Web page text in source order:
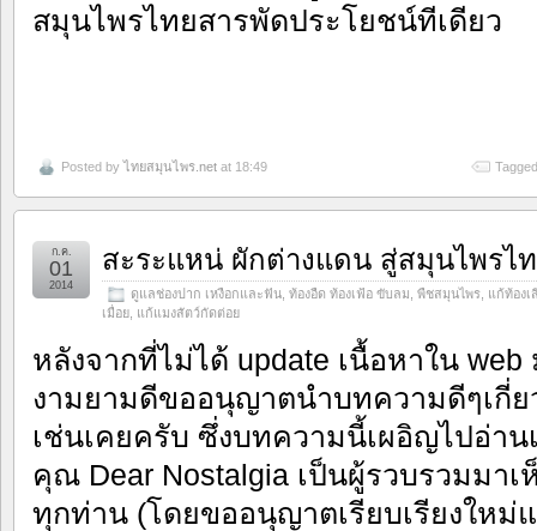
สมุนไพรไทยสารพัดประโยชน์ทีเดียว
Posted byไทยสมุนไพร.net at 18:49
สะระแหน่ ผักต่างแดน สู่สมุนไพรไ
ดูแลช่องปาก เหงือกและฟัน ท้องอืด ท้องเฟ้อ ขับลม พืชสมุนไพร แก้ท้องเ
เมื่อย แก้แมงสัตว์กัดต่อย
ก.ค.
01
2014
หลังจากที่ไม่ได้ update เนื้อหาใน
งามยามดีขออนุญาตนำบทความดีๆเกี่
เช่นเคยครับ ซึ่งบทความนี้เผอิญไปอ่าน
คุณ Dear Nostalgia เป็นผู้รวบรวมมา
ทุกท่าน (โดยขออนุญาตเรียบเรียงใหม่